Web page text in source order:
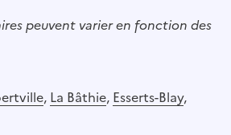
peuvent varier en fonction des
, La Bâthie, Esserts-Blay,